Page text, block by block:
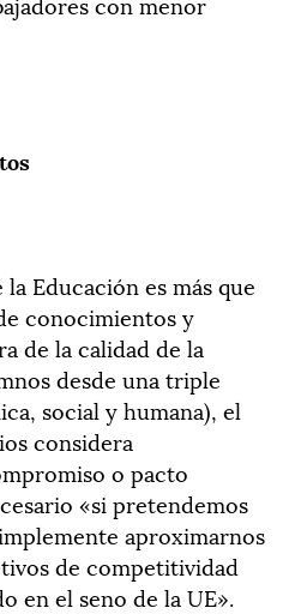
Educación es más que
conocimientos y
de la calidad de la
desde una triple
social y humana), el
considera
o pacto
«si pretendemos
aproximarnos
de competitividad
en el seno de la UE».